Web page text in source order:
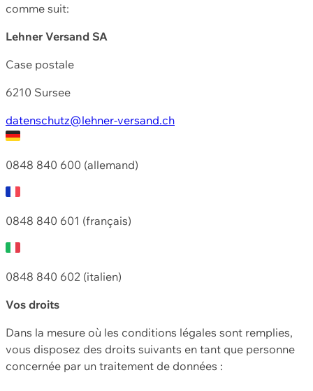
comme suit:
Lehner Versand SA
Case postale
6210 Sursee
datenschutz@lehner-versand.ch
0848 840 600 (allemand)
0848 840 601 (français)
0848 840 602 (italien)
Vos droits
Dans la mesure où les conditions légales sont remplies,
vous disposez des droits suivants en tant que personne
concernée par un traitement de données :